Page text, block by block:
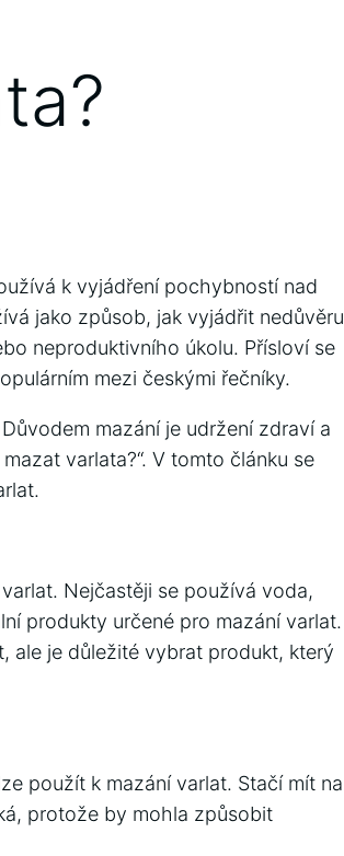
k vyjádření pochybností nad
jako způsob, jak vyjádřit nedůvěru
neproduktivního úkolu. Přísloví se
mezi českými řečníky.
mazání je udržení zdraví a
varlata?“. V tomto článku se
Nejčastěji se používá voda,
produkty určené pro mazání varlat.
ale je důležité vybrat produkt, který
použít k mazání varlat. Stačí mít na
protože by mohla způsobit